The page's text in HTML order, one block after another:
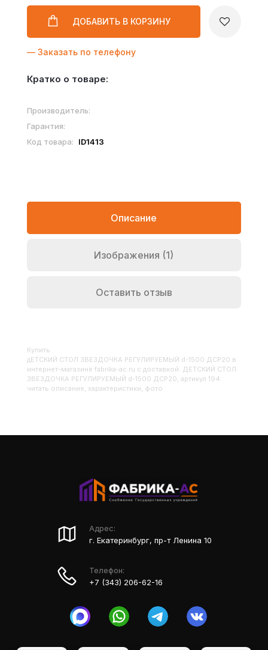
ДОБАВИТЬ В КОРЗИНУ
— Заказать по телефону
Кратко о товаре:
Производитель:
Гарантия:
Код товара:
ID1413
Описание
Изображения (1)
Оставить отзыв
Купить
ДЕТСКИЙ СТОЛ ЗВЕЗДОЧКА РЕГУЛИРУЕМЫЙ d-1500 ДСР20 в
интернет-магазине fabrika-ac.ru с доставкой. ДЕТСКИЙ СТОЛ
ЗВЕЗДОЧКА РЕГУЛИРУЕМЫЙ d-1500 ДСР20, артикул 194:
читать описание, характеристики, фото
Адрес:
г. Екатеринбург, пр-т Ленина 10
Телефон:
+7 (343) 206-62-16